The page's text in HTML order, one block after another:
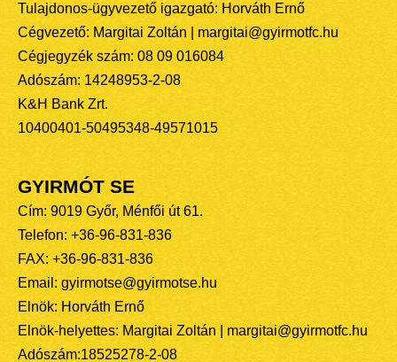
Tulajdonos-ügyvezető igazgató: Horváth Ernő
Cégvezető: Margitai Zoltán | margitai@gyirmotfc.hu
Cégjegyzék szám: 08 09 016084
Adószám: 14248953-2-08
K&H Bank Zrt.
10400401-50495348-49571015
GYIRMÓT SE
Cím: 9019 Győr, Ménfői út 61.
Telefon: +36-96-831-836
FAX: +36-96-831-836
Email: gyirmotse@gyirmotse.hu
Elnök: Horváth Ernő
Elnök-helyettes: Margitai Zoltán | margitai@gyirmotfc.hu
Adószám:18525278-2-08